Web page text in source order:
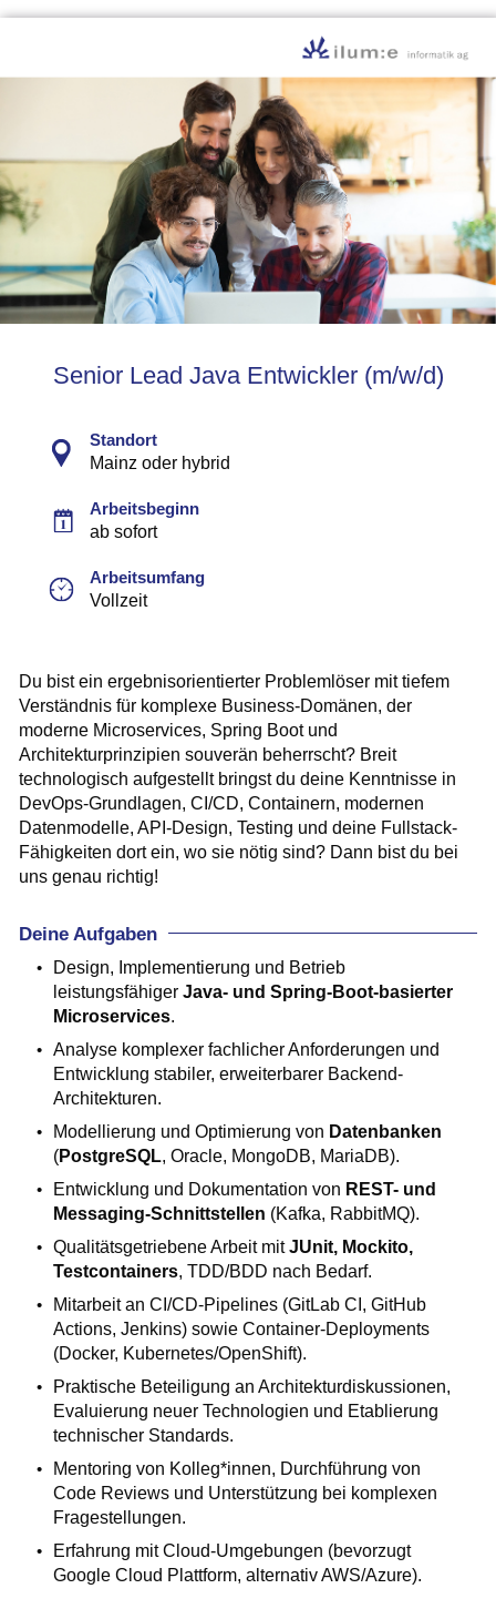
Senior Lead Java Entwickler (m/w/d)
Standort
Mainz oder hybrid
Arbeitsbeginn
ab sofort
Arbeitsumfang
Vollzeit
Du bist ein ergebnisorientierter Problemlöser mit tiefem
Verständnis für komplexe Business-Domänen, der
moderne Microservices, Spring Boot und
Architekturprinzipien souverän beherrscht? Breit
technologisch aufgestellt bringst du deine Kenntnisse in
DevOps-Grundlagen, CI/CD, Containern, modernen
Datenmodelle, API-Design, Testing und deine Fullstack-
Fähigkeiten dort ein, wo sie nötig sind? Dann bist du bei
uns genau richtig!
Deine Aufgaben
Design, Implementierung und Betrieb
leistungsfähigerJava- und Spring-Boot-basierter
Microservices.
Analyse komplexer fachlicher Anforderungen und
Entwicklung stabiler, erweiterbarer Backend-
Architekturen.
Modellierung und Optimierung von Datenbanken
(PostgreSQL, Oracle, MongoDB, MariaDB).
Entwicklung und Dokumentation von REST- und
Messaging-Schnittstellen (Kafka, RabbitMQ).
Qualitätsgetriebene Arbeit mitJUnit, Mockito,
Testcontainers, TDD/BDD nach Bedarf.
Mitarbeit an CI/CD-Pipelines (GitLab CI, GitHub
Actions, Jenkins) sowie Container-Deployments
(Docker, Kubernetes/OpenShift).
Praktische Beteiligung an Architekturdiskussionen,
Evaluierung neuer Technologien und Etablierung
technischer Standards.
Mentoring von Kolleg*innen, Durchführung von
Code Reviews und Unterstützung bei komplexen
Fragestellungen.
Erfahrung mit Cloud-Umgebungen (bevorzugt
Google Cloud Plattform, alternativ AWS/Azure).